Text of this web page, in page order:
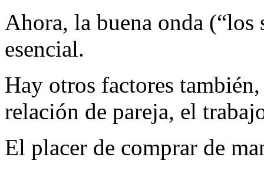
Ahora, la buena onda
esencial.
Hay otros factores
relación de pareja, el
El placer de comprar de